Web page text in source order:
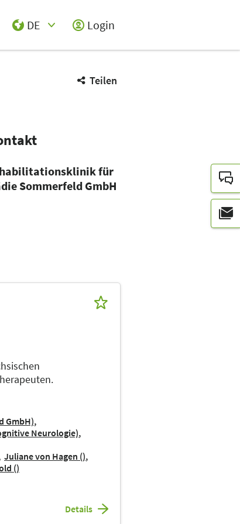
DE
Login
Teilen
für
Sommerfeld GmbH
GmbH)
Neurologie)
Juliane von Hagen ()
()
Details